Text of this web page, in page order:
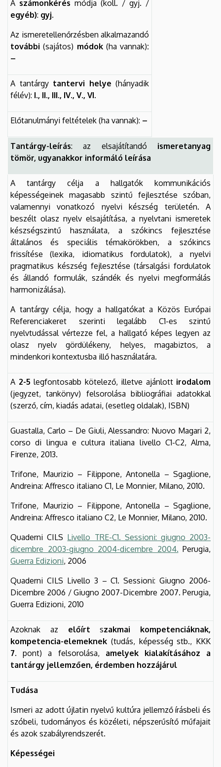
A számonkérés módja (koll. / gyj. /
egyéb): gyj.
Az ismeretellenőrzésben alkalmazandó
további(sajátos) módok (ha vannak):
–
A tantárgy tantervi helye (hányadik
félév): I., II., III., IV., V., VI.
Előtanulmányi feltételek (ha vannak): –
Tantárgy-leírás: az elsajátítandó ismeretanyag
tömör, ugyanakkor informáló leírása
A tantárgy célja a hallgatók kommunikációs
képességeinek magasabb szintű fejlesztése szóban,
valamennyi vonatkozó nyelvi készség területén. A
beszélt olasz nyelv elsajátítása, a nyelvtani ismeretek
készségszintű használata, a szókincs fejlesztése
általános és speciális témakörökben, a szókincs
frissítése (lexika, idiomatikus fordulatok), a nyelvi
pragmatikus készség fejlesztése (társalgási fordulatok
és állandó formulák, szándék és nyelvi megformálás
harmonizálása).
A tantárgy célja, hogy a hallgatókat a Közös Európai
Referenciakeret szerinti legalább C1-es szintű
nyelvtudással vértezze fel, a hallgató képes legyen az
olasz nyelv gördülékeny, helyes, magabiztos, a
mindenkori kontextusba illő használatára.
A 2-5 legfontosabb kötelező, illetve ajánlottirodalom
(jegyzet, tankönyv) felsorolása bibliográfiai adatokkal
(szerző, cím, kiadás adatai, (esetleg oldalak), ISBN)
Guastalla, Carlo – De Giuli, Alessandro: Nuovo Magari 2,
corso di lingua e cultura italiana livello C1-C2, Alma,
Firenze, 2013.
Trifone, Maurizio – Filippone, Antonella – Sgaglione,
Andreina: Affresco italiano C1, Le Monnier, Milano, 2010.
Trifone, Maurizio – Filippone, Antonella – Sgaglione,
Andreina: Affresco italiano C2, Le Monnier, Milano, 2010.
Quaderni CILS Livello TRE-C1. Sessioni: giugno 2003-
dicembre 2003-giugno 2004-dicembre 2004. Perugia,
Guerra Edizioni, 2006
Quaderni CILS Livello 3 – C1. Sessioni: Giugno 2006-
Dicembre 2006 / Giugno 2007-Dicembre 2007. Perugia,
Guerra Edizioni, 2010
Azoknak az előírt szakmai kompetenciáknak,
kompetencia-elemeknek (tudás, képesség stb., KKK
7. pont) a felsorolása, amelyek kialakításához a
tantárgy jellemzően, érdemben hozzájárul
Tudása
Ismeri az adott újlatin nyelvű kultúra jellemző írásbeli és
szóbeli, tudományos és közéleti, népszerűsítő műfajait
és azok szabályrendszerét.
Képességei